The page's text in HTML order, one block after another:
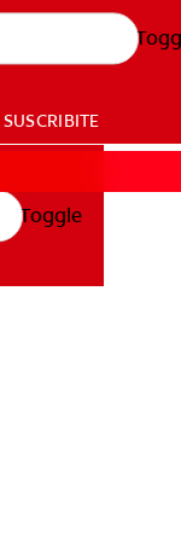
SUSCRIBITE
Toggle